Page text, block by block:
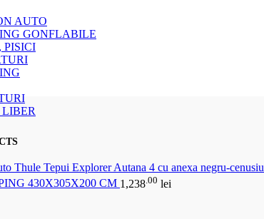
AUTO
GONFLABILE
PISICI
Thule Tepui Explorer Autana 4 cu anexa negru-cenusiu
430X305X200 CM 1,238 .00 lei